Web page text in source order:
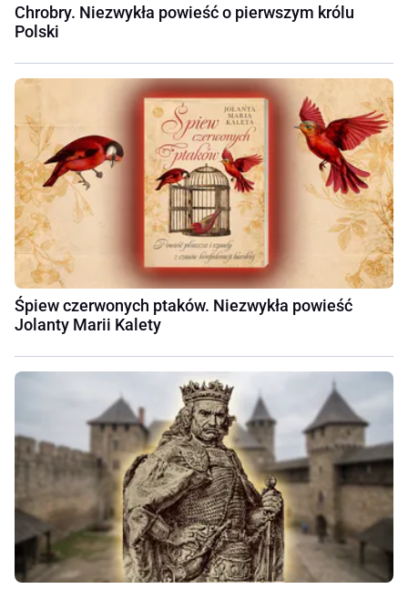
Chrobry. Niezwykła powieść o pierwszym królu
Polski
Śpiew czerwonych ptaków. Niezwykła powieść
Jolanty Marii Kalety